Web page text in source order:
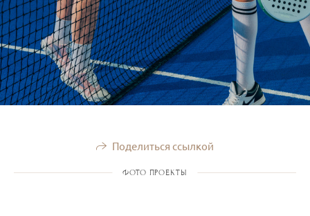
Поделиться ссылкой
ФОТО ПРОЕКТЫ